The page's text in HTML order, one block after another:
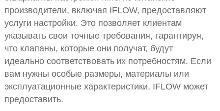
производители, включая IFLOW, предоставляют
услуги настройки. Это позволяет клиентам
указывать свои точные требования, гарантируя,
что клапаны, которые они получат, будут
идеально соответствовать их потребностям. Если
вам нужны особые размеры, материалы или
эксплуатационные характеристики, IFLOW может
предоставить.